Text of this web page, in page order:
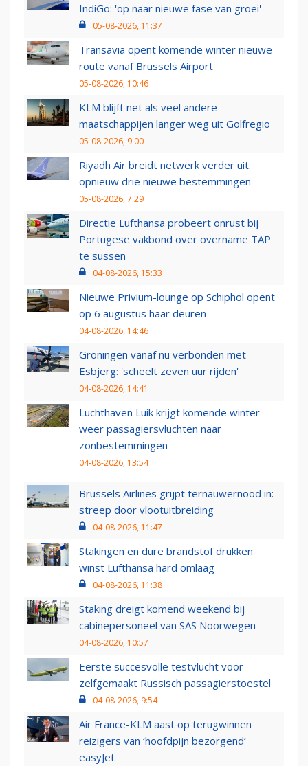
IndiGo: 'op naar nieuwe fase van groei'
05-08-2026, 11:37
Transavia opent komende winter nieuwe
route vanaf Brussels Airport
05-08-2026, 10:46
KLM blijft net als veel andere
maatschappijen langer weg uit Golfregio
05-08-2026, 9:00
Riyadh Air breidt netwerk verder uit:
opnieuw drie nieuwe bestemmingen
05-08-2026, 7:29
Directie Lufthansa probeert onrust bij
Portugese vakbond over overname TAP
te sussen
04-08-2026, 15:33
Nieuwe Privium-lounge op Schiphol opent
op 6 augustus haar deuren
04-08-2026, 14:46
Groningen vanaf nu verbonden met
Esbjerg: 'scheelt zeven uur rijden'
04-08-2026, 14:41
Luchthaven Luik krijgt komende winter
weer passagiersvluchten naar
zonbestemmingen
04-08-2026, 13:54
Brussels Airlines grijpt ternauwernood in:
streep door vlootuitbreiding
04-08-2026, 11:47
Stakingen en dure brandstof drukken
winst Lufthansa hard omlaag
04-08-2026, 11:38
Staking dreigt komend weekend bij
cabinepersoneel van SAS Noorwegen
04-08-2026, 10:57
Eerste succesvolle testvlucht voor
zelfgemaakt Russisch passagierstoestel
04-08-2026, 9:54
Air France-KLM aast op terugwinnen
reizigers van ‘hoofdpijn bezorgend’
easyJet